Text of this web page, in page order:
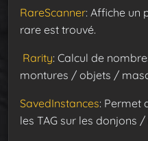
RareScanner: Affiche un
rare est trouvé.
Rarity: Calcul de
montures / objets /
SavedInstances: Permet
les TAG sur les donjons